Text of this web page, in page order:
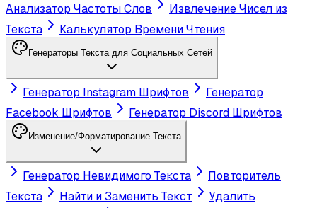
Анализатор Частоты Слов
Извлечение Чисел из
Текста
Калькулятор Времени Чтения
Генераторы Текста для Социальных Сетей
Генератор Instagram Шрифтов
Генератор
Facebook Шрифтов
Генератор Discord Шрифтов
Изменение/Форматирование Текста
Генератор Невидимого Текста
Повторитель
Текста
Найти и Заменить Текст
Удалить